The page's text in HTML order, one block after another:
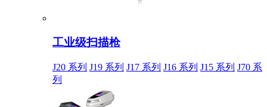
工业级扫描枪
J20 系列 J19 系列 J17 系列 J16 系列 J15 系列 J70 系
列